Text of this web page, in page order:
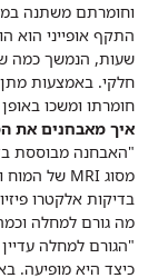
וחומרתם משתנה
שעות, הנמשך כמה
חלקי. באמצעות
חומרתו ומשכו באופן
איך מאבחנים את
"האבחנה מבוססת
בדיקות אלקטרו
מה גורם למחלה
"הגורם למחלה עדיין